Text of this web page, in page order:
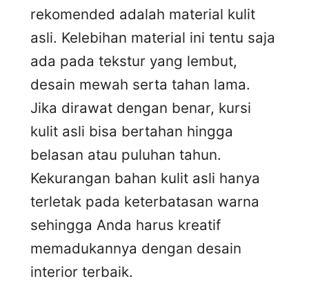
rekomended adalah material kulit
asli. Kelebihan material ini tentu saja
ada pada tekstur yang lembut,
desain mewah serta tahan lama.
Jika dirawat dengan benar, kursi
kulit asli bisa bertahan hingga
belasan atau puluhan tahun.
Kekurangan bahan kulit asli hanya
terletak pada keterbatasan warna
sehingga Anda harus kreatif
memadukannya dengan desain
interior terbaik.